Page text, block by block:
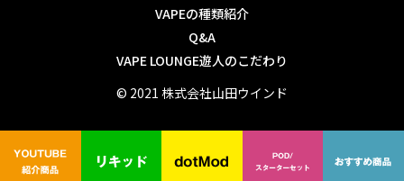
VAPEの種類紹介
Q&A
VAPE LOUNGE遊人のこだわり
© 2021 株式会社山田ウインド